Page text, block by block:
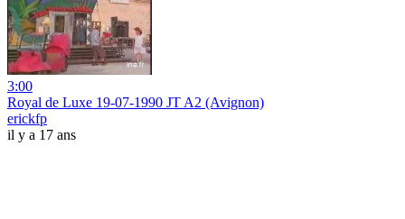
3:00
Royal de Luxe 19-07-1990 JT A2 (Avignon)
erickfp
il y a 17 ans